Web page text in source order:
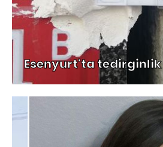
Esenyurt'ta